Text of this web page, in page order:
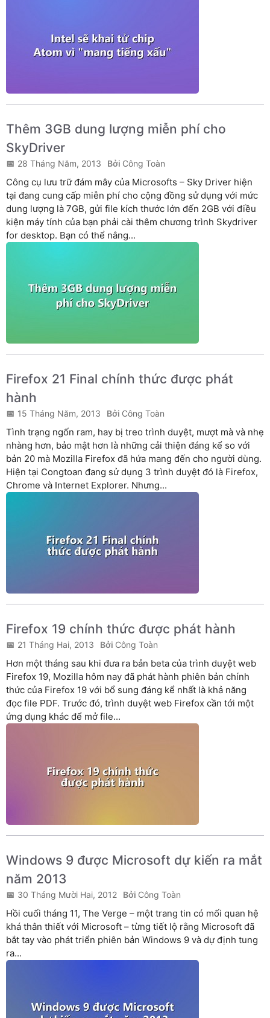
Thêm 3GB dung lượng miễn phí cho
SkyDriver
28 Tháng Năm, 2013 Công Toàn
Công cụ lưu trữ đám mây của Microsofts – Sky Driver hiện
tại đang cung cấp miễn phí cho cộng đồng sử dụng với mức
dung lượng là 7GB, gửi file kích thước lớn đến 2GB với điều
kiện máy tính của bạn phải cài thêm chương trình Skydriver
for desktop. Bạn có thể nâng...
Firefox 21 Final chính thức được phát
hành
15 Tháng Năm, 2013 Công Toàn
Tình trạng ngốn ram, hay bị treo trình duyệt, mượt mà và nhẹ
nhàng hơn, bảo mật hơn là những cải thiện đáng kể so với
bản 20 mà Mozilla Firefox đã hứa mang đến cho người dùng.
Hiện tại Congtoan đang sử dụng 3 trình duyệt đó là Firefox,
Chrome và Internet Explorer. Nhưng...
Firefox 19 chính thức được phát hành
21 Tháng Hai, 2013 Công Toàn
Hơn một tháng sau khi đưa ra bản beta của trình duyệt web
Firefox 19, Mozilla hôm nay đã phát hành phiên bản chính
thức của Firefox 19 với bổ sung đáng kể nhất là khả năng
đọc file PDF. Trước đó, trình duyệt web Firefox cần tới một
ứng dụng khác để mở file...
Windows 9 được Microsoft dự kiến ra mắt
năm 2013
30 Tháng Mười Hai, 2012 Công Toàn
Hồi cuối tháng 11, The Verge – một trang tin có mối quan hệ
khá thân thiết với Microsoft – từng tiết lộ rằng Microsoft đã
bắt tay vào phát triển phiên bản Windows 9 và dự định tung
ra...